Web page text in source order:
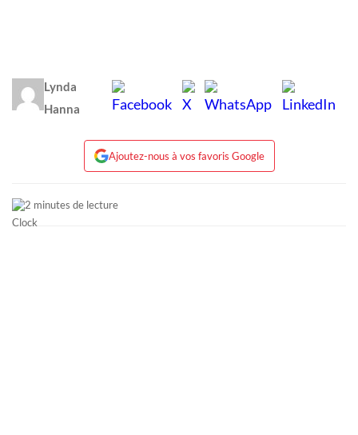
Lynda
Hanna
Ajoutez-nous à vos favoris Google
2 minutes de lecture